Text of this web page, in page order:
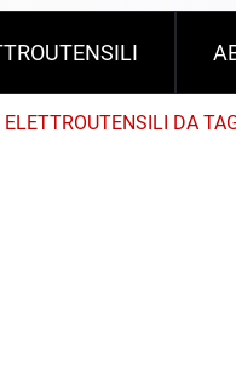
ELETTROUTENSILI DA